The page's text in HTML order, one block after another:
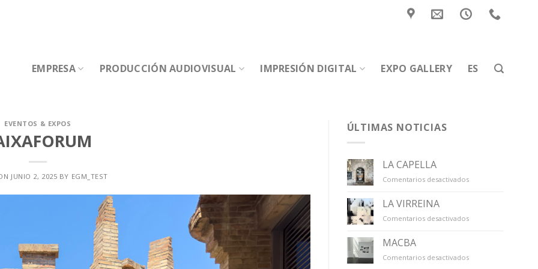
EMPRESA PRODUCCIÓN AUDIOVISUAL IMPRESIÓN DIGITAL EXPO GALLERY ES
EVENTOS & EXPOS
JUNIO 2, 2025 BY EGM_TEST
ÚLTIMAS NOTICIAS
LA CAPELLA
Comentarios desactivadosen
LA VIRREINA
Comentarios desactivadosen
MACBA
Comentarios desactivadosen